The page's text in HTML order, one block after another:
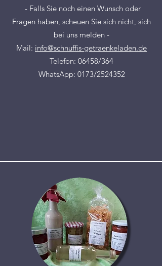
- Falls Sie noch einen Wunsch oder
Fragen haben, scheuen Sie sich nicht, sich
bei uns melden -
Mail: info@schnuffis-getraenkeladen.de
Telefon: 06458/364
WhatsApp: 0173/2524352